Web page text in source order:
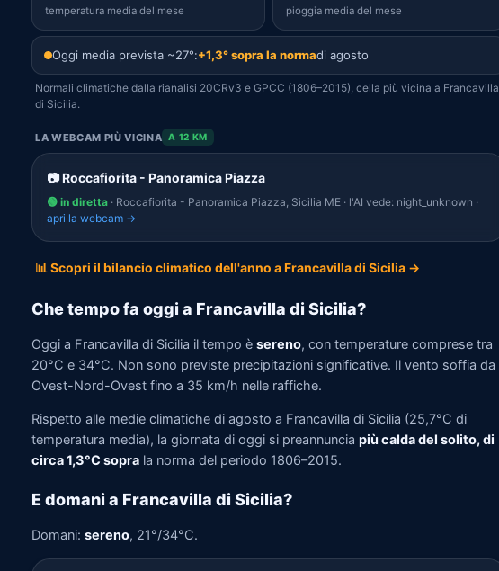
temperatura media del mese pioggia media del mese
Oggi media prevista ~27°:+1,3° sopra la normadi agosto
Normali climatiche dalla rianalisi 20CRv3 e GPCC (1806–2015), cella più vicina a Francavilla
di Sicilia.
LA WEBCAM PIÙ VICINA A 12 KM
📷 Roccafiorita - Panoramica Piazza
🟢 in diretta · Roccafiorita - Panoramica Piazza, Sicilia ME · l'AI vede: night_unknown ·
apri la webcam →
📊 Scopri il bilancio climatico dell'anno a Francavilla di Sicilia →
Che tempo fa oggi a Francavilla di Sicilia?
Oggi a Francavilla di Sicilia il tempo è sereno, con temperature comprese tra
20°C e 34°C. Non sono previste precipitazioni significative. Il vento soffia da
Ovest-Nord-Ovest fino a 35 km/h nelle raffiche.
Rispetto alle medie climatiche di agosto a Francavilla di Sicilia (25,7°C di
temperatura media), la giornata di oggi si preannuncia più calda del solito, di
circa 1,3°C sopra la norma del periodo 1806–2015.
E domani a Francavilla di Sicilia?
Domani: sereno, 21°/34°C.